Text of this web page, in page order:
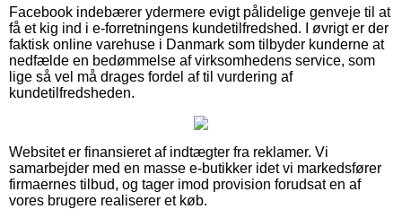
Facebook indebærer ydermere evigt pålidelige genveje til at
få et kig ind i e-forretningens kundetilfredshed. I øvrigt er der
faktisk online varehuse i Danmark som tilbyder kunderne at
nedfælde en bedømmelse af virksomhedens service, som
lige så vel må drages fordel af til vurdering af
kundetilfredsheden.
Websitet er finansieret af indtægter fra reklamer. Vi
samarbejder med en masse e-butikker idet vi markedsfører
firmaernes tilbud, og tager imod provision forudsat en af
vores brugere realiserer et køb.